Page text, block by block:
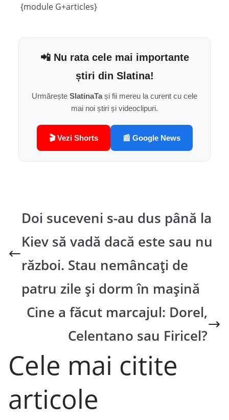
{module G+articles}
📲 Nu rata cele mai importante
știri din Slatina!
Urmărește SlatinaTași fii mereu la curent cu cele
mai noi știri și videoclipuri.
🎬 Vezi Shorts 📰 Google News
Doi suceveni s-au dus până la
Kiev să vadă dacă este sau nu
război. Stau nemâncați de
patru zile și dorm în mașină
Cine a făcut marcajul: Dorel,
Celentano sau Firicel?
Cele mai citite
articole